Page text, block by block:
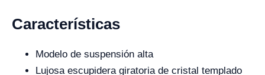
Características
Modelo de suspensión alta
Lujosa escupidera giratoria de cristal templado